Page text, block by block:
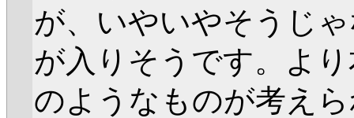
が、いやいやそうじ
が入りそうです。よ
のようなものが考え